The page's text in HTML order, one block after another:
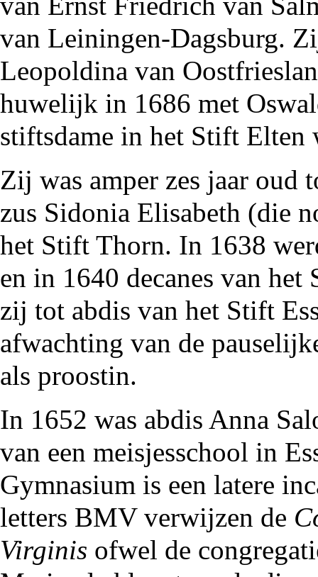
van Leiningen-Dagsburg.
Leopoldina van
huwelijk in 1686 met
stiftsdame in het Stift Elten
Zij was amper zes jaar oud
zus Sidonia Elisabeth (die
het Stift Thorn. In 1638
en in 1640 decanes van
zij tot abdis van het Stift
afwachting van de
als proostin.
In 1652 was abdis Anna
van een meisjesschool in
Gymnasium is een latere
letters BMV verwijzen de
Virginis ofwel de